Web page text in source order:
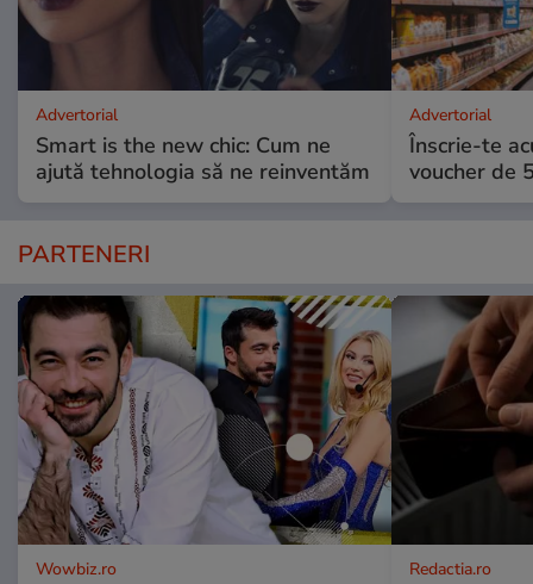
Advertorial
Smart is the new chic: Cum ne
ajută tehnologia să ne reinventăm
Advertorial
Înscrie-te
voucher de
PARTENERI
Wowbiz.ro Redactia.ro